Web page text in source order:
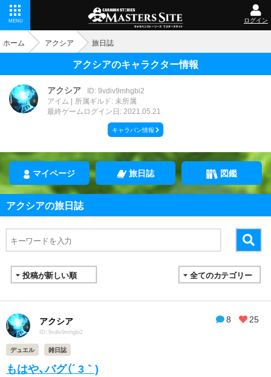
MENU ログイン
ホーム アクシア 旅日誌
アクシアのキャラクター情報
アクシア
ID: 9vdiv9mhgbi2
アイム
所属ギルド: 未所属
最終ゲームログイン日: 2021.05.21
キャラバン情報
マイページ 旅日誌 図鑑
アクシアの旅日誌
8 25
アクシア
ID: 9vdiv9mhgbi2
デュエル 雑日誌
もはや、バグ（´ 3｀)